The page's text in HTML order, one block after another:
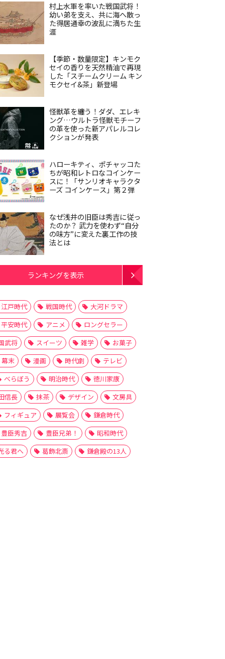
村上水軍を率いた戦国武将！
幼い弟を支え、共に海へ散っ
た得居通幸の波乱に満ちた生
涯
【季節・数量限定】キンモク
セイの香りを天然精油で再現
した「スチームクリーム キン
モクセイ&茶」新登場
怪獣革を纏う！ダダ、エレキ
ング…ウルトラ怪獣モチーフ
の革を使った新アパレルコレ
クションが発表
ハローキティ、ポチャッコた
ちが昭和レトロなコインケー
スに！「サンリオキャラクタ
ーズ コインケース」第２弾
なぜ浅井の旧臣は秀吉に従っ
たのか？ 武力を使わず“自分
の味方”に変えた裏工作の技
法とは
ランキングを表示
江戸時代 戦国時代
大河ドラマ
平安時代
アニメ
ロングセラー
武将
スイーツ 雑学
お菓子
幕末
漫画 時代劇
テレビ
べらぼう
明治時代
徳川家康
信長
抹茶 デザイン
文房具
フィギュア
展覧会
鎌倉時代
豊臣秀吉
豊臣兄弟！
昭和時代
る君へ
葛飾北斎 鎌倉殿の13人